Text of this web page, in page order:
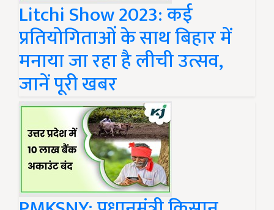
Litchi Show 2023: कई
प्रतियोगिताओं के साथ बिहार में
मनाया जा रहा है लीची उत्सव,
जानें पूरी खबर